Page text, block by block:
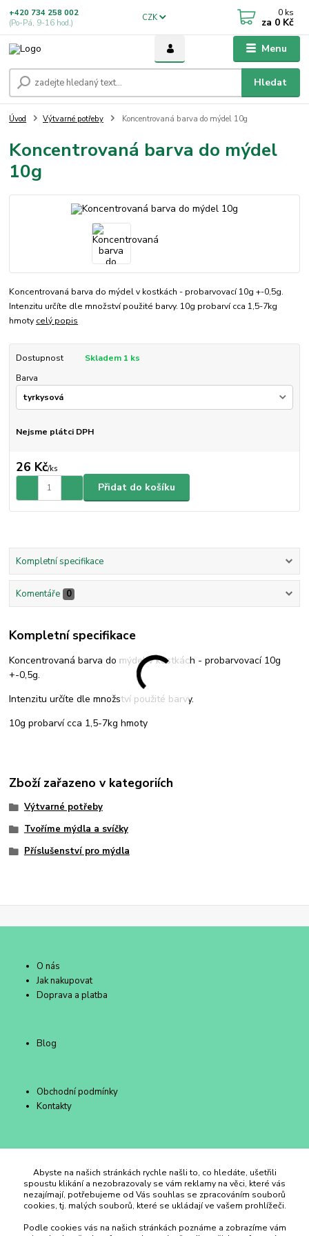
Menu
CZK
Hledat
+420 734 258 002
(Po-Pá, 9-16 hod.)
0 ks
za 0 Kč
Úvod Výtvarné potřeby Koncentrovaná barva do mýdel 10g
Koncentrovaná barva do mýdel
10g
Koncentrovaná barva do mýdel v kostkách - probarvovací 10g +-0,5g.
Intenzitu určíte dle množství použité barvy. 10g probarví cca 1,5-7kg
hmoty celý popis
Dostupnost
Skladem 1 ks
Barva
Nejsme plátci DPH
26 Kč/ks
Přidat do košíku
Kompletní specifikace
Komentáře 0
Kompletní specifikace
Koncentrovaná barva do mýdel v kostkách - probarvovací 10g
+-0,5g.
Intenzitu určíte dle množství použité barvy.
10g probarví cca 1,5-7kg hmoty
Zboží zařazeno v kategoriích
Výtvarné potřeby
Tvoříme mýdla a svíčky
Příslušenství pro mýdla
O nás
Jak nakupovat
Doprava a platba
Blog
Obchodní podmínky
Kontakty
Duhový Ateliér Kroměříž
+420 734 258 002
duhovyatelier@email.cz
Abyste na našich stránkách rychle našli to, co hledáte, ušetřili
spoustu klikání a nezobrazovaly se vám reklamy na věci, které vás
nezajímají, potřebujeme od Vás souhlas se zpracováním souborů
cookies, tj. malých souborů, které se ukládají ve vašem prohlížeči.
Podle cookies vás na našich stránkách poznáme a zobrazíme vám